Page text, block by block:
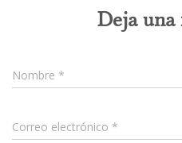
Deja una
Nombre *
Correo electrónico *